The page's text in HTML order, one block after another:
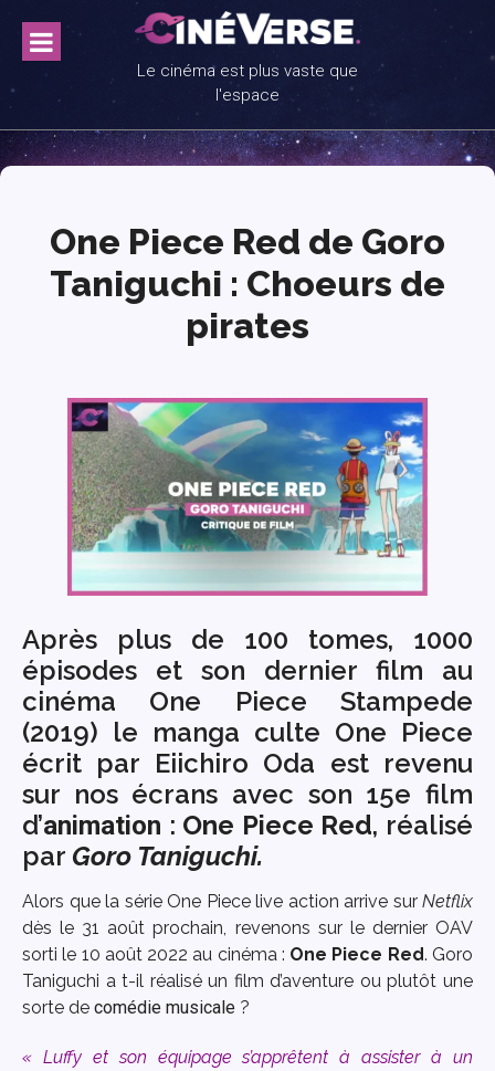
content
Le cinéma est plus vaste que
l'espace
One Piece Red de Goro
Taniguchi : Choeurs de
pirates
Après plus de 100 tomes, 1000
épisodes et son dernier film au
cinéma One Piece Stampede
(2019) le manga culte One Piece
écrit par Eiichiro Oda est revenu
sur nos écrans avec son 15e film
d’animation : One Piece Red, réalisé
par Goro Taniguchi.
Alors que la série One Piece live action arrive sur Netflix
dès le 31 août prochain, revenons sur le dernier OAV
sorti le 10 août 2022 au cinéma : One Piece Red. Goro
Taniguchi a t-il réalisé un film d’aventure ou plutôt une
sorte de comédie musicale ?
« Luffy et son équipage s’apprêtent à assister à un